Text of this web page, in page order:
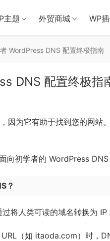
主题 外贸商城 WP
WordPress DNS 配置终极指南
DNS 配置终极指
因为它有助于找到您的网
向初学者的 WordPress DNS
？
将人类可读的域名转换为 IP
（如 itaoda.com）时，